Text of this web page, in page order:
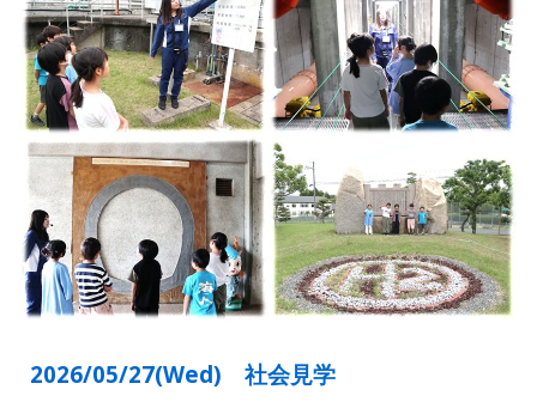
2026/05/27(Wed)社会見学